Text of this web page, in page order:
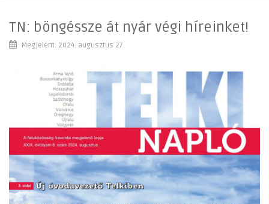
TN: böngéssze át nyár végi híreinket!
Megjelent: 2024. augusztus 27.